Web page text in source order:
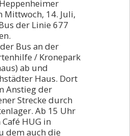
Mittwoch, 14. Juli,
der Linie 677
Bus an der
/ Kronepark
ab und
Haus. Dort
Anstieg der
Strecke durch
Ab 15 Uhr
HUG in
dem auch die